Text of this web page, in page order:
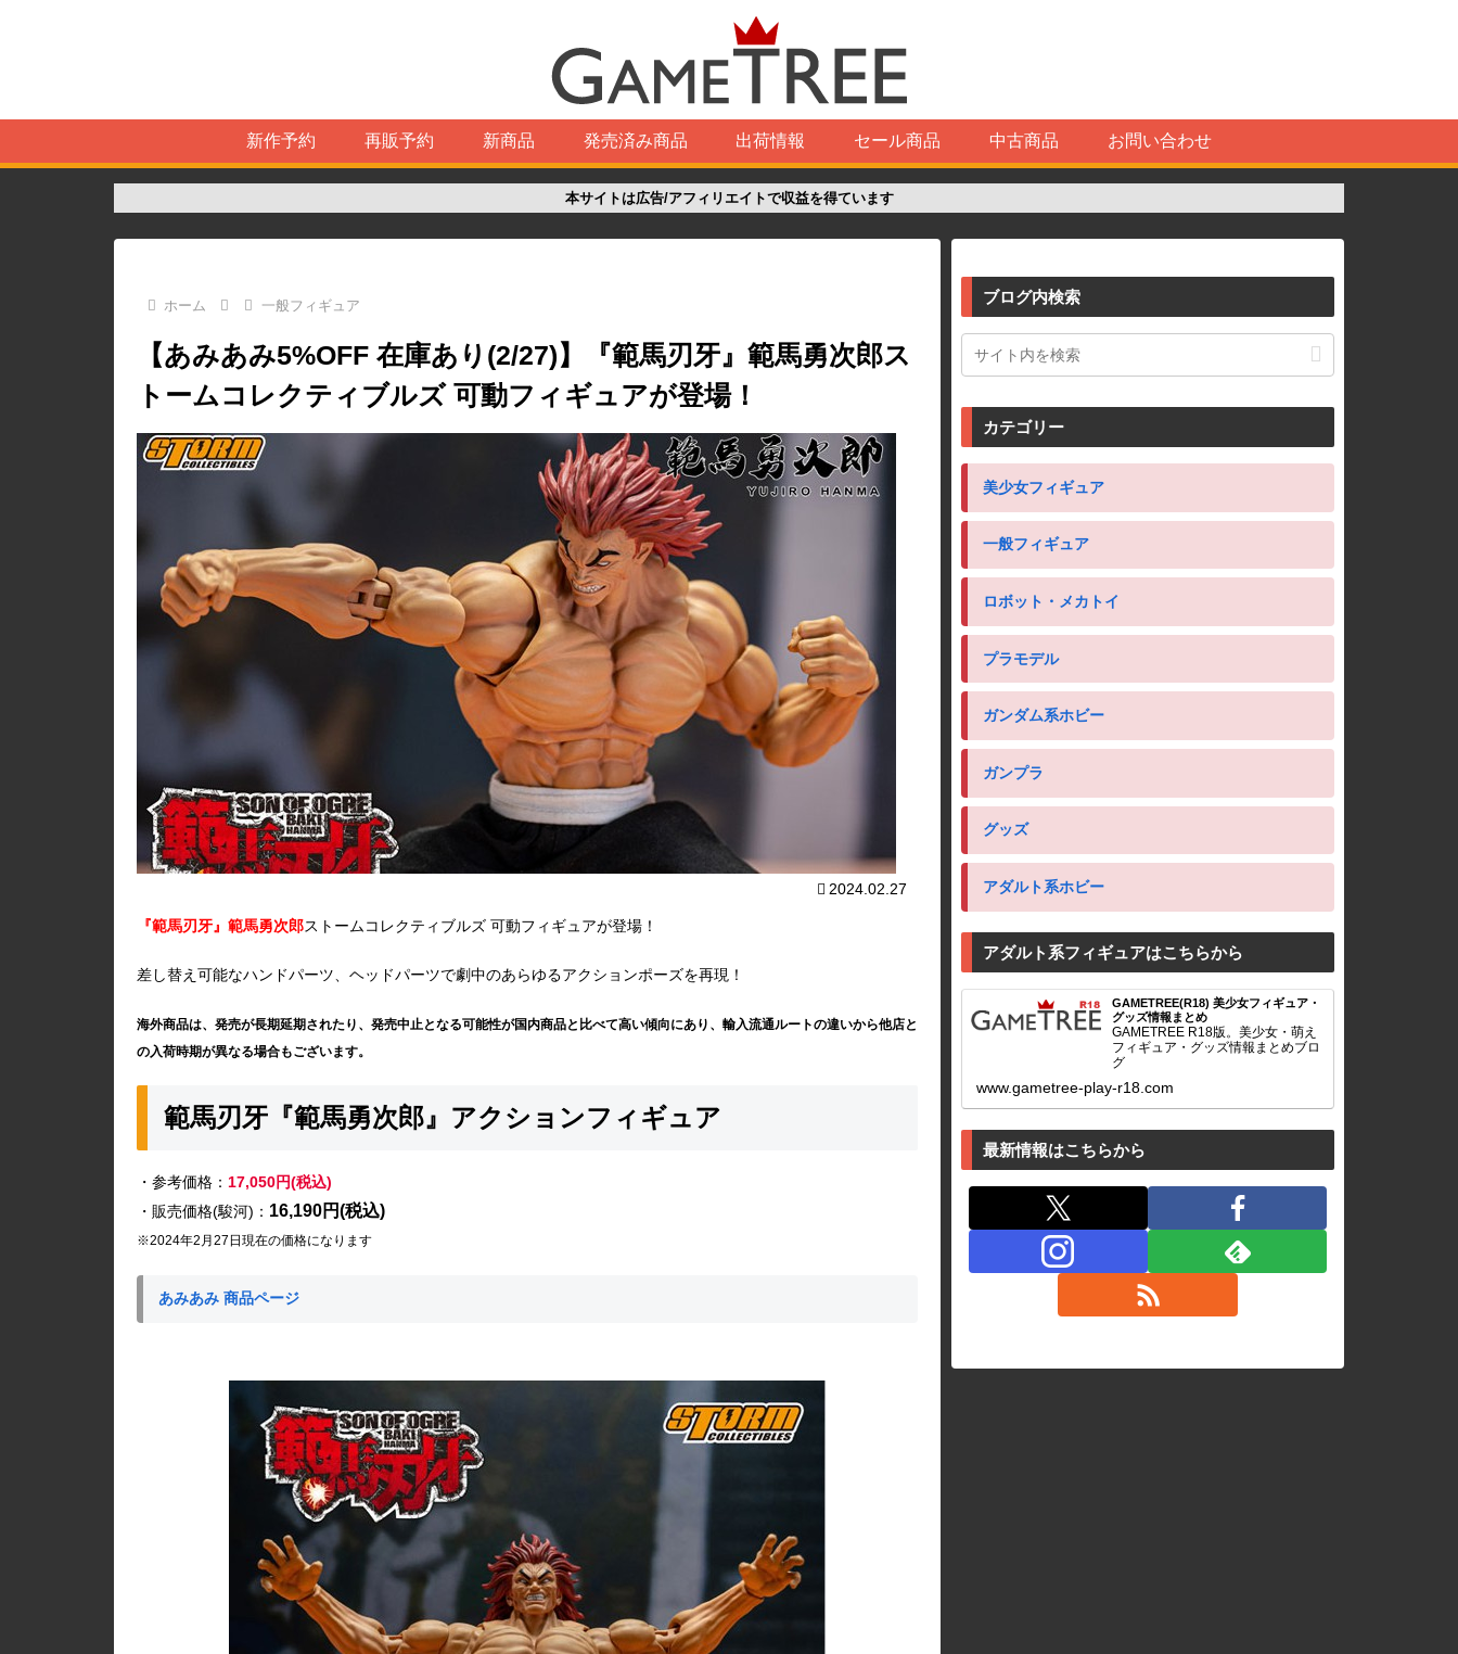
新作予約 再販予約 新商品 発売済み商品 出荷情報 セール商品 中古商品 お問い合わせ
本サイトは広告/アフィリエイトで収益を得ています
ホーム 一般フィギュア
【あみあみ5%OFF 在庫あり(2/27)】『範馬刃牙』範馬勇次郎ス
トームコレクティブルズ 可動フィギュアが登場！
2024.02.27
『範馬刃牙』範馬勇次郎ストームコレクティブルズ 可動フィギュアが登場！
差し替え可能なハンドパーツ、ヘッドパーツで劇中のあらゆるアクションポーズを再現！
海外商品は、発売が長期延期されたり、発売中止となる可能性が国内商品と比べて高い傾向にあり、輸入流通ルートの違いから他店と
の入荷時期が異なる場合もございます。
範馬刃牙『範馬勇次郎』アクションフィギュア
・参考価格： 17,050円(税込)
・販売価格(駿河)： 16,190円(税込)
※2024年2月27日現在の価格になります
あみあみ 商品ページ
ブログ内検索
カテゴリー
美少女フィギュア
一般フィギュア
ロボット・メカトイ
プラモデル
ガンダム系ホビー
ガンプラ
グッズ
アダルト系ホビー
アダルト系フィギュアはこちらから
GAMETREE(R18) 美少女フィギュア・
グッズ情報まとめ
GAMETREE R18版。美少女・萌え
フィギュア・グッズ情報まとめブロ
グ
www.gametree-play-r18.com
最新情報はこちらから